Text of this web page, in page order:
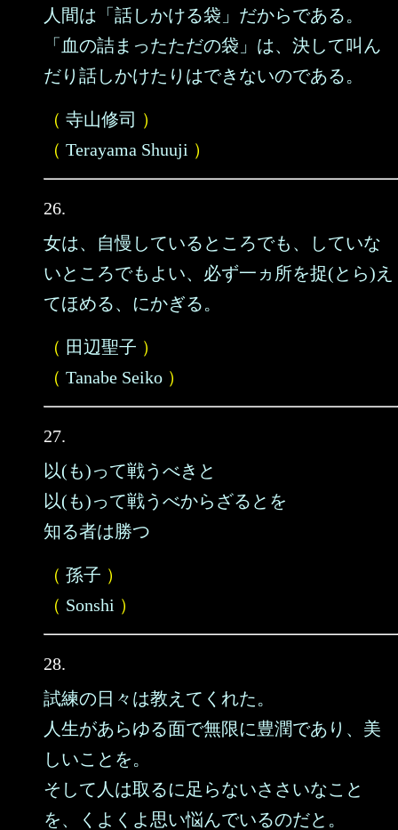
人間は「話しかける袋」だからである。
「血の詰まったただの袋」は、決して叫ん
だり話しかけたりはできないのである。
（ 寺山修司 ）
（ Terayama Shuuji ）
26.
女は、自慢しているところでも、していな
いところでもよい、必ず一ヵ所を捉(とら)え
てほめる、にかぎる。
（ 田辺聖子 ）
（ Tanabe Seiko ）
27.
以(も)って戦うべきと
以(も)って戦うべからざるとを
知る者は勝つ
（ 孫子 ）
（ Sonshi ）
28.
試練の日々は教えてくれた。
人生があらゆる面で無限に豊潤であり、美
しいことを。
そして人は取るに足らないささいなこと
を、くよくよ思い悩んでいるのだと。